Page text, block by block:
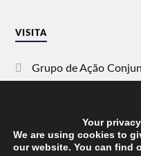
VISITA
Grupo de Ação
Vida Justa
Your
We are using cookies to
our website. You can find